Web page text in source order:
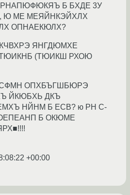
Б БХДЕ 3У
Ю МЕ МЕЯЙНКЭЙХЛХ
ОПНАЕКЮЛХ?
ЯНГДЮМХЕ
(ТЮИКШ РХОЮ
ОПХБЪГШБЮРЭ
ЙКЮБХЬ ДКЪ
НЙНМ Б ECB? ю РН C-
Б ОКЮМЕ
+00:00